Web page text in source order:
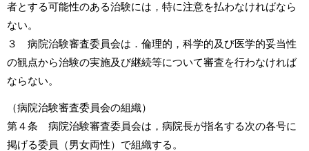
者とする可能性のある治験には，特に注意を払わなければなら
ない。
３ 病院治験審査委員会は．倫理的，科学的及び医学的妥当性
の観点から治験の実施及び継続等について審査を行わなければ
ならない。
（病院治験審査委員会の組織）
第４条 病院治験審査委員会は，病院長が指名する次の各号に
掲げる委員（男女両性）で組織する。